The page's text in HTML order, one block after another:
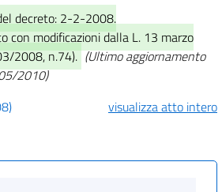
decreto: 2-2-2008.
con modificazioni dalla L. 13 marzo
2008, n.74). (Ultimo aggiornamento
2010)
visualizza atto intero